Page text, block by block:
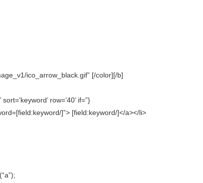
ico_arrow_black.gif” [/color][/b]
row=’40’ if=”}
]”> [field:keyword/]</a></li>